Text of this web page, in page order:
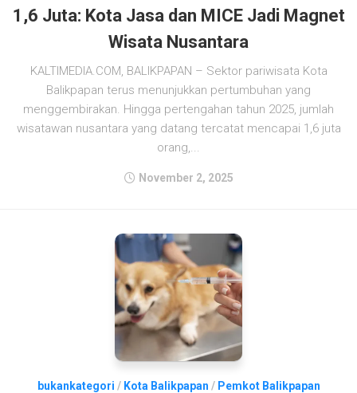
1,6 Juta: Kota Jasa dan MICE Jadi Magnet
Wisata Nusantara
KALTIMEDIA.COM, BALIKPAPAN – Sektor pariwisata Kota
Balikpapan terus menunjukkan pertumbuhan yang
menggembirakan. Hingga pertengahan tahun 2025, jumlah
wisatawan nusantara yang datang tercatat mencapai 1,6 juta
orang,...
November 2, 2025
bukankategori / Kota Balikpapan / Pemkot Balikpapan